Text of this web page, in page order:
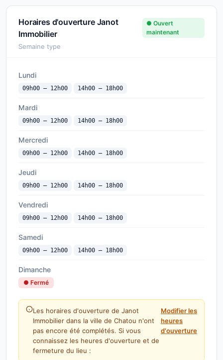
Horaires d'ouverture Janot
Immobilier
● Ouvert
maintenant
Semaine type
Lundi
09h00 — 12h00 14h00 — 18h00
Mardi
09h00 — 12h00 14h00 — 18h00
Mercredi
09h00 — 12h00 14h00 — 18h00
Jeudi
09h00 — 12h00 14h00 — 18h00
Vendredi
09h00 — 12h00 14h00 — 18h00
Samedi
09h00 — 12h00 14h00 — 18h00
Dimanche
● Fermé
Les horaires d'ouverture de Janot
Immobilier dans la ville de Chatou n'ont
pas encore été complétés. Si vous
connaissez les heures d'ouverture et de
fermeture du lieu :
Modifier les
heures
d'ouverture